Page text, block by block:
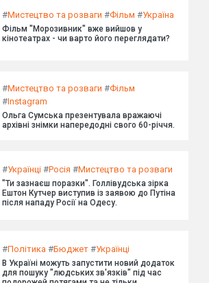
#Мистецтво та розваги #Фільм #Україна
Фільм "Морозивник" вже вийшов у
кінотеатрах - чи варто його переглядати?
#Мистецтво та розваги #Фільм
#Instagram
Ольга Сумська презентувала вражаючі
архівні знімки напередодні свого 60-річчя.
#Українці #Росія #Мистецтво та розваги
"Ти зазнаєш поразки". Голлівудська зірка
Ештон Кутчер виступив із заявою до Путіна
після нападу Росії на Одесу.
#Політика #Бюджет #Українці
В Україні можуть запустити новий додаток
для пошуку "людських зв'язків" під час